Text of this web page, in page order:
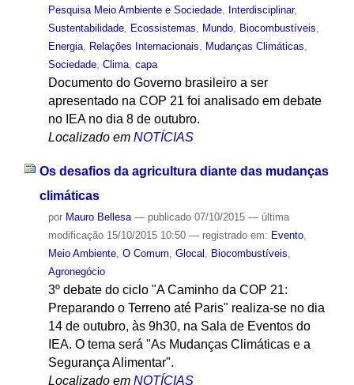
Pesquisa Meio Ambiente e Sociedade, Interdisciplinar,
Sustentabilidade, Ecossistemas, Mundo, Biocombustíveis,
Energia, Relações Internacionais, Mudanças Climáticas,
Sociedade, Clima, capa
Documento do Governo brasileiro a ser
apresentado na COP 21 foi analisado em debate
no IEA no dia 8 de outubro.
Localizado em NOTÍCIAS
Os desafios da agricultura diante das mudanças
climáticas
por Mauro Bellesa — publicado07/10/2015 — última
modificação15/10/2015 10:50 — registrado em: Evento,
Meio Ambiente, O Comum Glocal Biocombustíveis
Agronegócio
3º debate do ciclo "A Caminho da COP 21:
Preparando o Terreno até Paris" realiza-se no dia
14 de outubro, às 9h30, na Sala de Eventos do
IEA. O tema será "As Mudanças Climáticas e a
Segurança Alimentar".
Localizado em NOTÍCIAS